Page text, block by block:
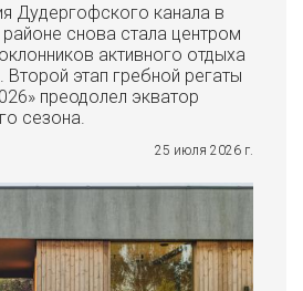
Дудергофского канала в
снова стала центром
активного отдыха
Второй этап гребной регаты
преодолел экватор
сезона.
25 июля 2026 г.